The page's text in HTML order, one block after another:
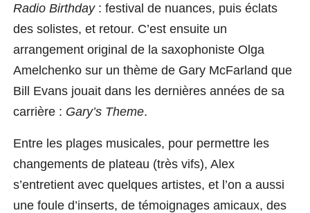
Radio Birthday : festival de nuances, puis éclats
des solistes, et retour. C’est ensuite un
arrangement original de la saxophoniste Olga
Amelchenko sur un thème de Gary McFarland que
Bill Evans jouait dans les dernières années de sa
carrière : Gary’s Theme.
Entre les plages musicales, pour permettre les
changements de plateau (très vifs), Alex
s’entretient avec quelques artistes, et l’on a aussi
une foule d’inserts, de témoignages amicaux, des